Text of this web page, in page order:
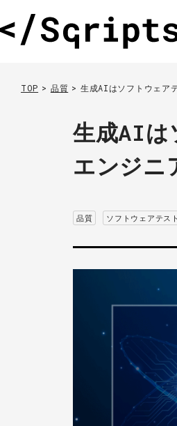
TOP 品質 生成AIはソフトウェア
生成AIは
エンジニ
品質 ソフトウェアテスト